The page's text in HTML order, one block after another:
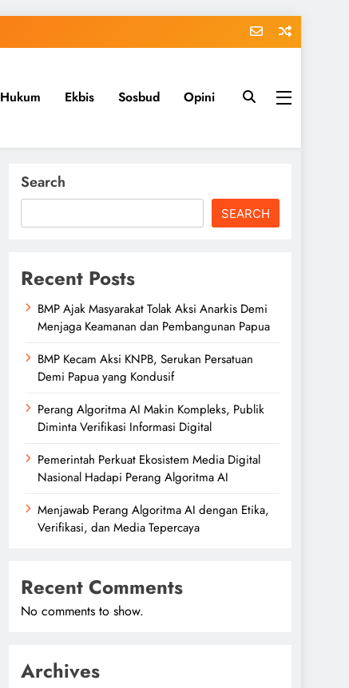
Hukum Ekbis Sosbud Opini
Search
SEARCH
Recent Posts
BMP Ajak Masyarakat Tolak Aksi Anarkis Demi
Menjaga Keamanan dan Pembangunan Papua
BMP Kecam Aksi KNPB, Serukan Persatuan
Demi Papua yang Kondusif
Perang Algoritma AI Makin Kompleks, Publik
Diminta Verifikasi Informasi Digital
Pemerintah Perkuat Ekosistem Media Digital
Nasional Hadapi Perang Algoritma AI
Menjawab Perang Algoritma AI dengan Etika,
Verifikasi, dan Media Tepercaya
Recent Comments
No comments to show.
Archives